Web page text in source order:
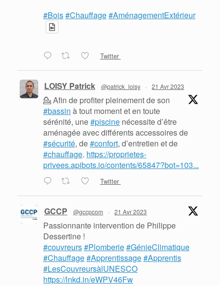
#Bois#Chauffage#AménagementExtérieur
Twitter
LOISY Patrick @patrick_loisy · 21 Avr 2023
💁 Afin de profiter pleinement de son
#bassin à tout moment et en toute
sérénité, une#piscine nécessite d’être
aménagée avec différents accessoires de
#sécurité, de#confort, d’entretien et de
#chauffage. https://proprietes-
privees.apibots.io/contents/65847?bot=103...
Twitter
GCCP @gccpcom · 21 Avr 2023
Passionnante intervention de Philippe
Dessertine !
#couvreurs#Plomberie#GénieClimatique
#Chauffage#Apprentissage#Apprentis
#LesCouvreursàlUNESCO
https://lnkd.in/eWPV46Fw